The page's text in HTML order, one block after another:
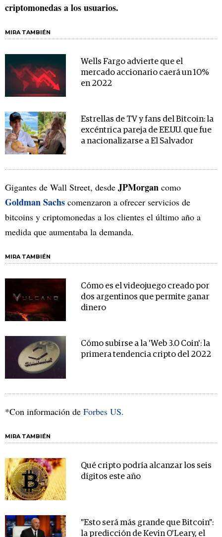
criptomonedas a los usuarios.
MIRA TAMBIÉN
Wells Fargo advierte que el
mercado accionario caerá un 10%
en 2022
Estrellas de TV y fans del Bitcoin: la
excéntrica pareja de EE.UU. que fue
a nacionalizarse a El Salvador
Gigantes de Wall Street, desde JPMorgan como
Goldman Sachs comenzaron a ofrecer servicios de
bitcoins y criptomonedas a los clientes el último año a
medida que aumentaba la demanda.
MIRA TAMBIÉN
Cómo es el videojuego creado por
dos argentinos que permite ganar
dinero
Cómo subirse a la 'Web 3.0 Coin': la
primera tendencia cripto del 2022
*Con información de Forbes US.
MIRA TAMBIÉN
Qué cripto podría alcanzar los seis
dígitos este año
"Esto será más grande que Bitcoin":
la predicción de Kevin O'Leary, el